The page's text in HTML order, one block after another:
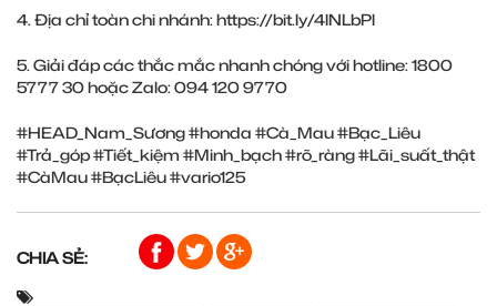
4. Địa chỉ toàn chi nhánh:https://bit.ly/4lNLbPl
5. Giải đáp các thắc mắc nhanh chóng với hotline: 1800
5777 30 hoặc Zalo: 094 120 9770
#HEAD_Nam_Sương#honda #Cà_Mau#Bạc_Liêu
#Trả_góp#Tiết_kiệm #Minh_bạch#rõ_ràng#Lãi_suất_thật
#CàMau#BạcLiêu#vario125
CHIA SẺ: